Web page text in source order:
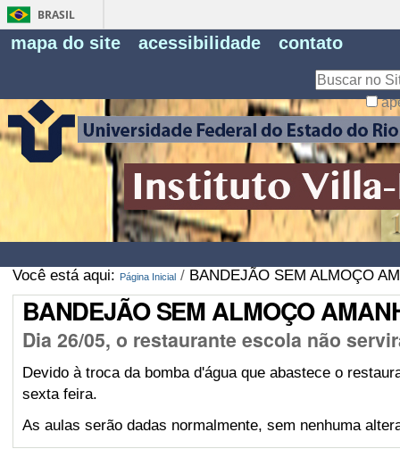
BRASIL
mapa do site acessibilidade contato
Você está aqui: Página Inicial / BANDEJÃO SEM ALMOÇO
BANDEJÃO SEM ALMOÇO
Dia 26/05, o restaurante escola não
Devido à troca da bomba d'água que abastece o
sexta feira.
As aulas serão dadas normalmente, sem nenhuma